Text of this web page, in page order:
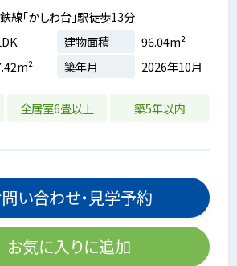
線「かしわ台」駅徒歩13分
建物面積
96.04m²
築年月 2026年10月
全居室6畳以上 築5年以内
い合わせ・見学予約
お気に入りに追加